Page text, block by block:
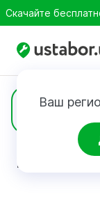
Скачайте
Ваш
Тюнинг
РЕЗУЛЬТАТ